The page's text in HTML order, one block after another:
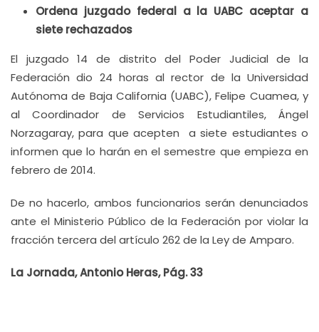
Ordena juzgado federal a la UABC aceptar a
siete rechazados
El juzgado 14 de distrito del Poder Judicial de la
Federación dio 24 horas al rector de la Universidad
Autónoma de Baja California (UABC), Felipe Cuamea, y
al Coordinador de Servicios Estudiantiles, Ángel
Norzagaray, para que acepten a siete estudiantes o
informen que lo harán en el semestre que empieza en
febrero de 2014.
De no hacerlo, ambos funcionarios serán denunciados
ante el Ministerio Público de la Federación por violar la
fracción tercera del artículo 262 de la Ley de Amparo.
La Jornada, Antonio Heras, Pág. 33